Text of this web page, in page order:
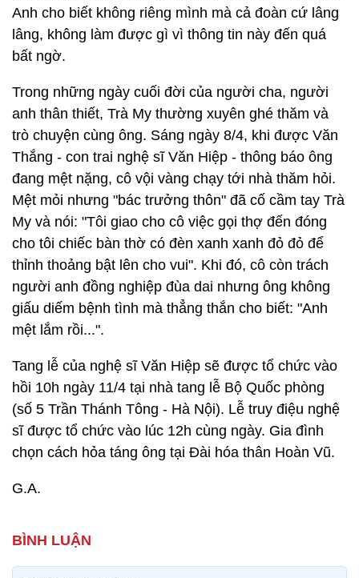
Anh cho biết không riêng mình mà cả đoàn cứ lâng
lâng, không làm được gì vì thông tin này đến quá
bất ngờ.
Trong những ngày cuối đời của người cha, người
anh thân thiết, Trà My thường xuyên ghé thăm và
trò chuyện cùng ông. Sáng ngày 8/4, khi được Văn
Thắng - con trai nghệ sĩ Văn Hiệp - thông báo ông
đang mệt nặng, cô vội vàng chạy tới nhà thăm hỏi.
Mệt mỏi nhưng "bác trưởng thôn" đã cố cầm tay Trà
My và nói: "Tôi giao cho cô việc gọi thợ đến đóng
cho tôi chiếc bàn thờ có đèn xanh xanh đỏ đỏ để
thỉnh thoảng bật lên cho vui". Khi đó, cô còn trách
người anh đồng nghiệp đùa dai nhưng ông không
giấu diếm bệnh tình mà thẳng thắn cho biết: "Anh
mệt lắm rồi...".
Tang lễ của nghệ sĩ Văn Hiệp sẽ được tổ chức vào
hồi 10h ngày 11/4 tại nhà tang lễ Bộ Quốc phòng
(số 5 Trần Thánh Tông - Hà Nội). Lễ truy điệu nghệ
sĩ được tổ chức vào lúc 12h cùng ngày. Gia đình
chọn cách hỏa táng ông tại Đài hóa thân Hoàn Vũ.
G.A.